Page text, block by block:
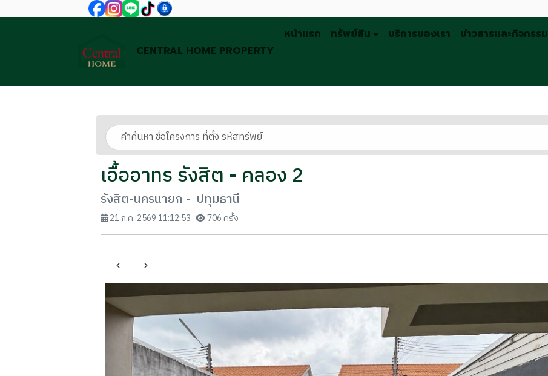
CENTRAL HOME PROPERTY
หน้าแรก ทรัพย์สิน บริการของเรา ข่าวสารและกิจกรรม
เอื้ออาทร รังสิต - คลอง 2
รังสิต-นครนายก - ปทุมธานี
21 ก.ค. 2569 11:12:53 706 ครั้ง